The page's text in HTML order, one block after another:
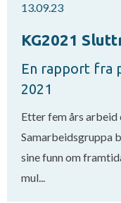
13.09.23
KG2021
En rapport fra
2021
Etter fem års
Samarbeidsgruppa
sine funn om
mul...